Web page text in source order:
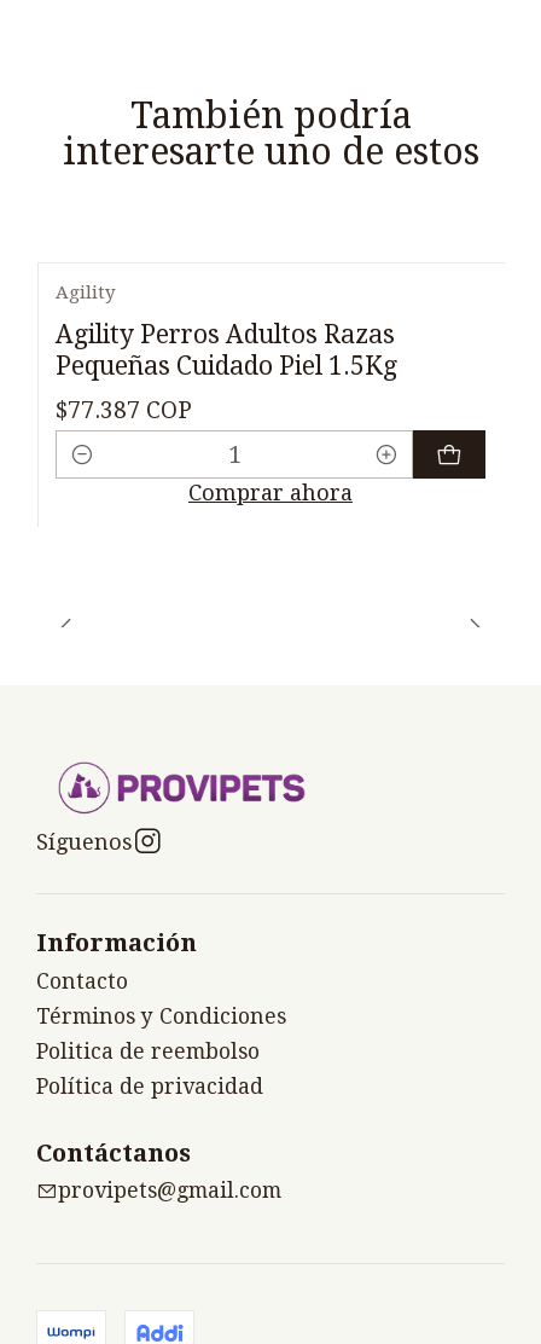
También podría
interesarte uno de estos
Agility
Agility Perros Adultos Razas
Pequeñas Cuidado Piel 1.5Kg
$77.387 COP
Cantidad
Comprar ahora
Síguenos
Información
Contacto
Términos y Condiciones
Politica de reembolso
Política de privacidad
Contáctanos
provipets@gmail.com